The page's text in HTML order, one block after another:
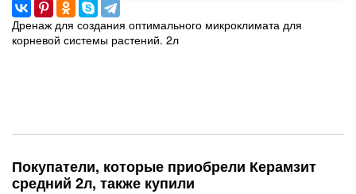
Дренаж для создания оптимального микроклимата для
корневой системы растений. 2л
Покупатели, которые приобрели Керамзит
средний 2л, также купили